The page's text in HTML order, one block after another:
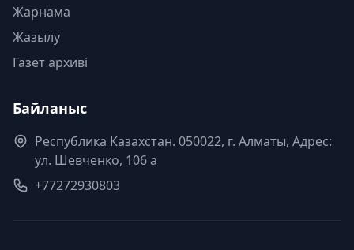
Жарнама
Жазылу
Газет архиві
Байланыс
Республика Казахстан. 050022, г. Алматы, Адрес:
ул. Шевченко, 106 а
+77272930803